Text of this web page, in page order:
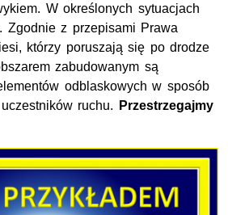
W określonych sytuacjach
Zgodnie z przepisami Prawa
którzy poruszają się po drodze
zabudowanym są
odblaskowych w sposób
ruchu.
Przestrzegajmy